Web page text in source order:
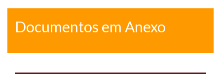
Documentos em Anexo